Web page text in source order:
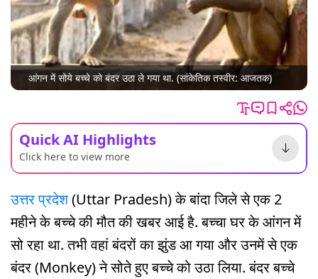
आंगन में सोये बच्चे को बंदर उठा ले गया था. (सांकेतिक तस्वीर: आजतक)
Quick AI Highlights
Click here to view more
उत्तर प्रदेश(Uttar Pradesh) के बांदा जिले से एक 2
महीने के बच्चे की मौत की खबर आई है. बच्चा घर के आंगन में
सो रहा था. तभी वहां बंदरों का झुंड आ गया और उनमें से एक
बंदर (Monkey) ने सोते हुए बच्चे को उठा लिया. बंदर बच्चे